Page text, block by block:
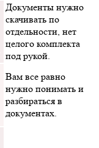
Документы нужно
скачивать по
отдельности, нет
целого комплекта
под рукой.
Вам все равно
нужно понимать и
разбираться в
документах.